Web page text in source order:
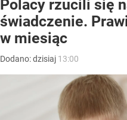
Polacy rzucili się
świadczenie.
w miesiąc
Dodano:dzisiaj 13:00